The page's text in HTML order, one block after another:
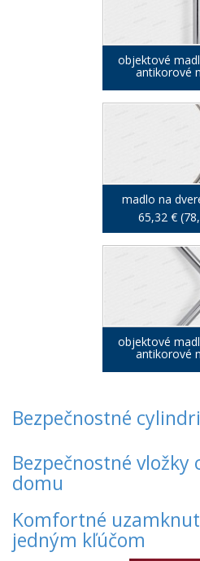
objektové
antikorové
madlo na
65,32 €
objektové
antikorové
Bezpečnostné
Bezpečnostné
domu
Komfortné
jedným kľúčom